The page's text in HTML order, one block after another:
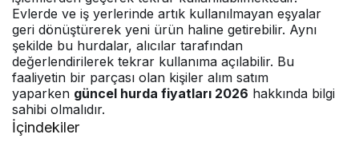
Evlerde ve iş yerlerinde artık kullanılmayan eşyalar
geri dönüştürerek yeni ürün haline getirebilir. Aynı
şekilde bu hurdalar, alıcılar tarafından
değerlendirilerek tekrar kullanıma açılabilir. Bu
faaliyetin bir parçası olan kişiler alım satım
yaparken güncel hurda fiyatları 2026 hakkında bilgi
sahibi olmalıdır.
İçindekiler